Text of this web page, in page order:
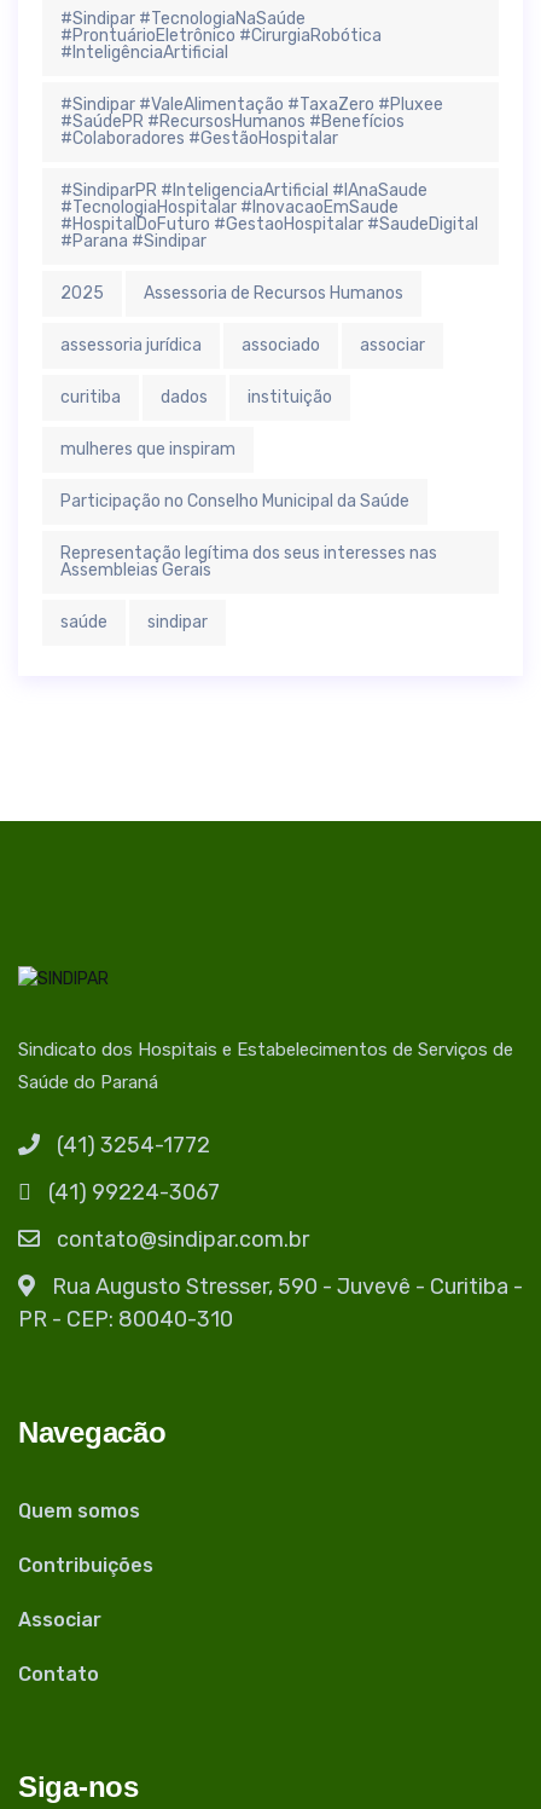
#Sindipar #TecnologiaNaSaúde
#ProntuárioEletrônico #CirurgiaRobótica
#InteligênciaArtificial
#Sindipar #ValeAlimentação #TaxaZero #Pluxee
#SaúdePR #RecursosHumanos #Benefícios
#Colaboradores #GestãoHospitalar
#SindiparPR #InteligenciaArtificial #IAnaSaude
#TecnologiaHospitalar #InovacaoEmSaude
#HospitalDoFuturo #GestaoHospitalar #SaudeDigital
#Parana #Sindipar
2025 Assessoria de Recursos Humanos
assessoria jurídica associado associar
curitiba dados instituição
mulheres que inspiram
Participação no Conselho Municipal da Saúde
Representação legítima dos seus interesses nas
Assembleias Gerais
saúde sindipar
Sindicato dos Hospitais e Estabelecimentos de Serviços de
Saúde do Paraná
(41) 3254-1772
(41) 99224-3067
contato@sindipar.com.br
Rua Augusto Stresser, 590 - Juvevê - Curitiba -
PR - CEP: 80040-310
Navegacão
Quem somos
Contribuições
Associar
Contato
Siga-nos